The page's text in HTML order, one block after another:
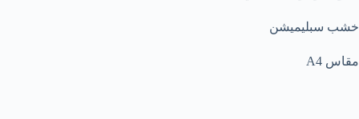
خشب سبليميشن
مقاس A4